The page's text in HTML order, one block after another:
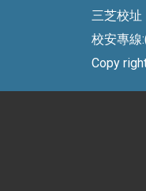
三芝校
校安專線
Copy